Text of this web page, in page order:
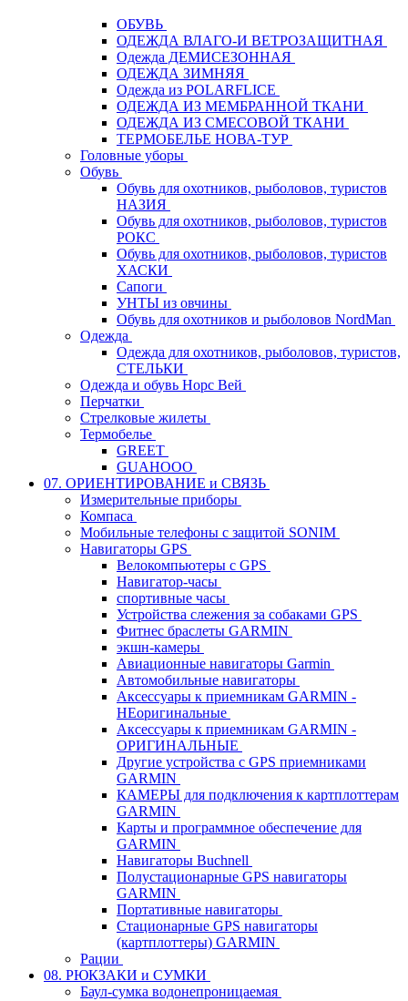
ОБУВЬ
ОДЕЖДА ВЛАГО-И ВЕТРОЗАЩИТНАЯ
Одежда ДЕМИСЕЗОННАЯ
ОДЕЖДА ЗИМНЯЯ
Одежда из POLARFLICE
ОДЕЖДА ИЗ МЕМБРАННОЙ ТКАНИ
ОДЕЖДА ИЗ СМЕСОВОЙ ТКАНИ
ТЕРМОБЕЛЬЕ НОВА-ТУР
Головные уборы
Обувь
Обувь для охотников, рыболовов, туристов
НАЗИЯ
Обувь для охотников, рыболовов, туристов
РОКС
Обувь для охотников, рыболовов, туристов
ХАСКИ
Сапоги
УНТЫ из овчины
Обувь для охотников и рыболовов NordMan
Одежда
Одежда для охотников, рыболовов, туристов,
СТЕЛЬКИ
Одежда и обувь Норс Вей
Перчатки
Стрелковые жилеты
Термобелье
GREET
GUAHOOO
07. ОРИЕНТИРОВАНИЕ и СВЯЗЬ
Измерительные приборы
Компаса
Мобильные телефоны с защитой SONIM
Навигаторы GPS
Велокомпьютеры с GPS
Навигатор-часы
спортивные часы
Устройства слежения за собаками GPS
Фитнес браслеты GARMIN
экшн-камеры
Авиационные навигаторы Garmin
Автомобильные навигаторы
Аксессуары к приемникам GARMIN -
НЕоригинальные
Аксессуары к приемникам GARMIN -
ОРИГИНАЛЬНЫЕ
Другие устройства с GPS приемниками
GARMIN
КАМЕРЫ для подключения к картплоттерам
GARMIN
Карты и программное обеспечение для
GARMIN
Навигаторы Buchnell
Полустационарные GPS навигаторы
GARMIN
Портативные навигаторы
Стационарные GPS навигаторы
(картплоттеры) GARMIN
Рации
08. РЮКЗАКИ и СУМКИ
Баул-сумка водонепроницаемая